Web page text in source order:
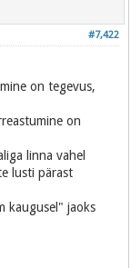
#7,422
on tegevus,
on
linna vahel
lusti pärast
kaugusel" jaoks